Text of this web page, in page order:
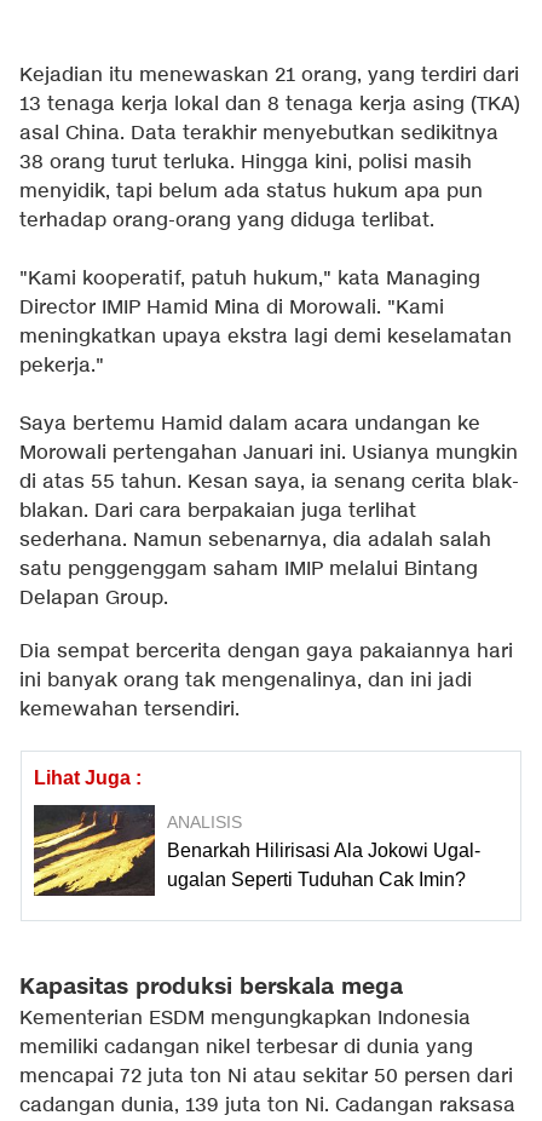
Kejadian itu menewaskan 21 orang, yang terdiri dari
13 tenaga kerja lokal dan 8 tenaga kerja asing (TKA)
asal China. Data terakhir menyebutkan sedikitnya
38 orang turut terluka. Hingga kini, polisi masih
menyidik, tapi belum ada status hukum apa pun
terhadap orang-orang yang diduga terlibat.
"Kami kooperatif, patuh hukum," kata Managing
Director IMIP Hamid Mina di Morowali. "Kami
meningkatkan upaya ekstra lagi demi keselamatan
pekerja."
Saya bertemu Hamid dalam acara undangan ke
Morowali pertengahan Januari ini. Usianya mungkin
di atas 55 tahun. Kesan saya, ia senang cerita blak-
blakan. Dari cara berpakaian juga terlihat
sederhana. Namun sebenarnya, dia adalah salah
satu penggenggam saham IMIP melalui Bintang
Delapan Group.
Dia sempat bercerita dengan gaya pakaiannya hari
ini banyak orang tak mengenalinya, dan ini jadi
kemewahan tersendiri.
Lihat Juga :
ANALISIS
Benarkah Hilirisasi Ala Jokowi Ugal-
ugalan Seperti Tuduhan Cak Imin?
Kapasitas produksi berskala mega
Kementerian ESDM mengungkapkan Indonesia
memiliki cadangan nikel terbesar di dunia yang
mencapai 72 juta ton Ni atau sekitar 50 persen dari
cadangan dunia, 139 juta ton Ni. Cadangan raksasa